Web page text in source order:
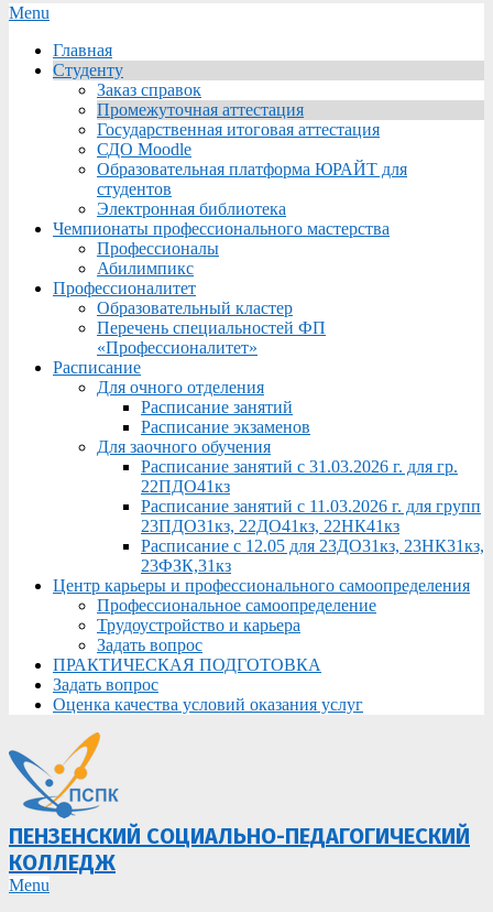
Secondary
Menu
Menu
Главная
Студенту
Заказ справок
Промежуточная аттестация
Государственная итоговая аттестация
СДО Moodle
Образовательная платформа ЮРАЙТ для
студентов
Электронная библиотека
Чемпионаты профессионального мастерства
Профессионалы
Абилимпикс
Профессионалитет
Образовательный кластер
Перечень специальностей ФП
«Профессионалитет»
Расписание
Для очного отделения
Расписание занятий
Расписание экзаменов
Для заочного обучения
Расписание занятий с 31.03.2026 г. для гр.
22ПДО41кз
Расписание занятий с 11.03.2026 г. для групп
23ПДО31кз, 22ДО41кз, 22НК41кз
Расписание с 12.05 для 23ДО31кз, 23НК31кз,
23ФЗК,31кз
Центр карьеры и профессионального самоопределения
Профессиональное самоопределение
Трудоустройство и карьера
Задать вопрос
ПРАКТИЧЕСКАЯ ПОДГОТОВКА
Задать вопрос
Оценка качества условий оказания услуг
ПЕНЗЕНСКИЙ СОЦИАЛЬНО-ПЕДАГОГИЧЕСКИЙ
КОЛЛЕДЖ
Primary
Menu